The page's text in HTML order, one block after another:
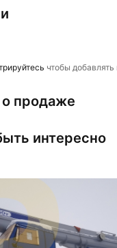
чтобы
продаже
интересно